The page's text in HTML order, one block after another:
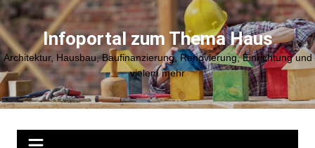
Zum
Inhalt
springenInfoportal zum Thema Haus
Architektur, Hausbau, Baufinanzierung, Renovierung, Einrichtung und
vielem mehr